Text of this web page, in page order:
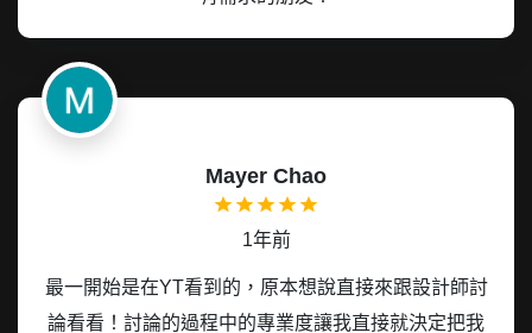
Mayer Chao
1年前
最一開始是在YT看到的，原本想說直接來跟設計師討
論看看！討論的過程中的專業度讓我直接就決定把我